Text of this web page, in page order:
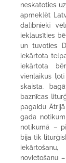
neskatoties
apmeklēt
dalībnieki
ieklausīties
un tuvoties
iekārtota
iekārtota
vienlaikus
skaista,
baznīcas
pagaidu
gada
notikumā –
bija tik
novietošanu